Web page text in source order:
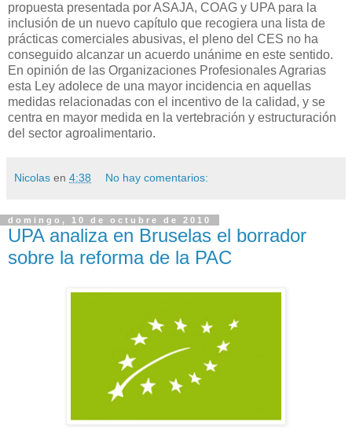
propuesta presentada por ASAJA, COAG y UPA para la
inclusión de un nuevo capítulo que recogiera una lista de
prácticas comerciales abusivas, el pleno del CES no ha
conseguido alcanzar un acuerdo unánime en este sentido.
En opinión de las Organizaciones Profesionales Agrarias
esta Ley adolece de una mayor incidencia en aquellas
medidas relacionadas con el incentivo de la calidad, y se
centra en mayor medida en la vertebración y estructuración
del sector agroalimentario.
Nicolas en 4:38 No hay comentarios:
domingo, 10 de octubre de 2010
UPA analiza en Bruselas el borrador
sobre la reforma de la PAC